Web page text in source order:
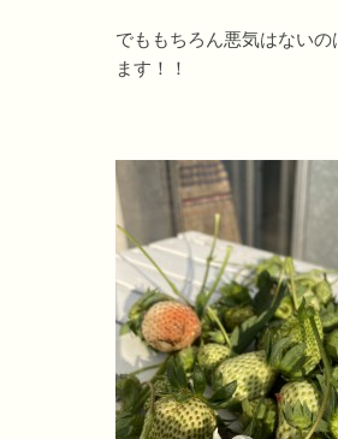
でももちろん悪気はない
ます！！